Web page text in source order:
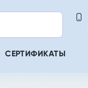
СЕРТИФИКАТЫ